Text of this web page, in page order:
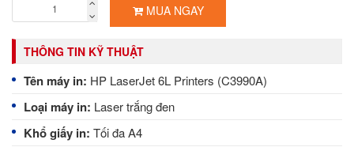
MUA NGAY
THÔNG TIN KỸ THUẬT
Tên máy in: HP LaserJet 6L Printers (C3990A)
Loại máy in: Laser trắng đen
Khổ giấy in: Tối đa A4